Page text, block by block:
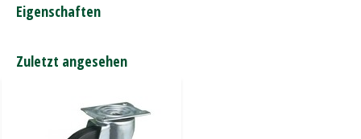
Eigenschaften
Zuletzt angesehen